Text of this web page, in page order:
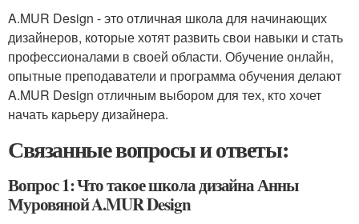
A.MUR Design - это отличная школа для начинающих
дизайнеров, которые хотят развить свои навыки и стать
профессионалами в своей области. Обучение онлайн,
опытные преподаватели и программа обучения делают
A.MUR Design отличным выбором для тех, кто хочет
начать карьеру дизайнера.
Связанные вопросы и ответы:
Вопрос 1: Что такое школа дизайна Анны
Муровяной A.MUR Design